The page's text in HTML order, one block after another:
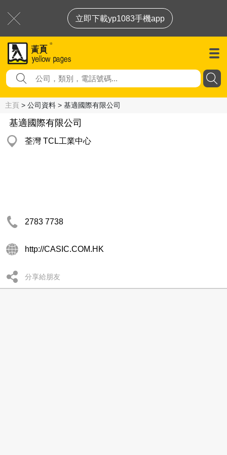
立即下載yp1083手機app
主頁 > 公司資料 > 基適國際有限公司
基適國際有限公司
荃灣 TCL工業中心
2783 7738
http://CASIC.COM.HK
分享給朋友